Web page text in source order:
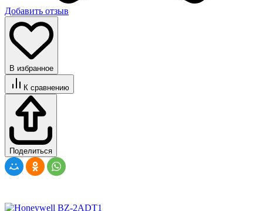
Добавить отзыв
В избранное
К сравнению
Поделиться